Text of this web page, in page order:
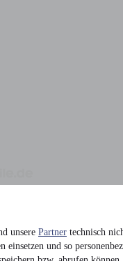
unsere Partner technisch
und so
bei mobile.de